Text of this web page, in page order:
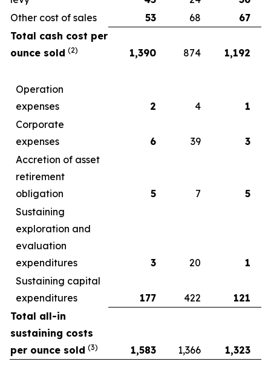
Other cost of sales
53 68
67
Total cash cost per
ounce sold (2) 1,390 874 1,192
Operation
expenses
2 4
1
Corporate
expenses
6 39
3
Accretion of asset
retirement
obligation
5 7
5
Sustaining
exploration and
evaluation
expenditures
3 20
1
Sustaining capital
expenditures
177 422
121
Total all-in
sustaining costs
per ounce sold (3) 1,583 1,366 1,323